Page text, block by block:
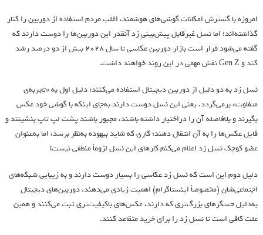
امروزه با گسترش امکانات گوشی‌های هوشمند، اغلب مردم استفاده از دوربین را کنار
گذاشته‌اند؛ اما نسل غیرقابل پیش‌بینیِ زد آنقدر این دوربین‌ها را دوست دارند که
گفته می‌شود قرار است بازار دوربین عکاسی تا سال ۲۰۲۸ بیش از دو درصد رشد
کند و Gen Z نقش مهمی در این روند خواهند داشت.
نسل زد به دو دلیل از دوربین دیجیتال استفاده می‌کنند؛ دلیل اول به «تجربه‌ی
متفاوت» برمی‌گردد. یعنی این نسل دوست دارند به‌جای اینکه با گوشی خود عکس
بگیرند و بلافاصله آن را دراختیار داشته باشند، مجبور باشند پشت لپ تاپ بنشینند و
فایل عکس‌ها را به آن انتقال دهند؛ کاری که شاید بیهوده به‌نظر برسد، اما به‌عنوان
عضو کوچک نسل زد اعلام می‌کنم کارهای این نسل لزوماً منطقی نیست!
دلیل دوم این است که نسل زد عکاسی را بسیار دوست دارند و به زیبایی شبکه‌های
اجتماعی‌شان (مخصوصاً اینستاگرام) اهمیت زیادی می‌دهند. دوربین‌های دیجیتال
به‌دلیل حسگرهای بزرگ‌تری که دارند، عکس‌های باکیفیت‌تری ثبت می‌کنند و همین
علت کافی است تا نسل زد را برای خرید متقاعد کنند.